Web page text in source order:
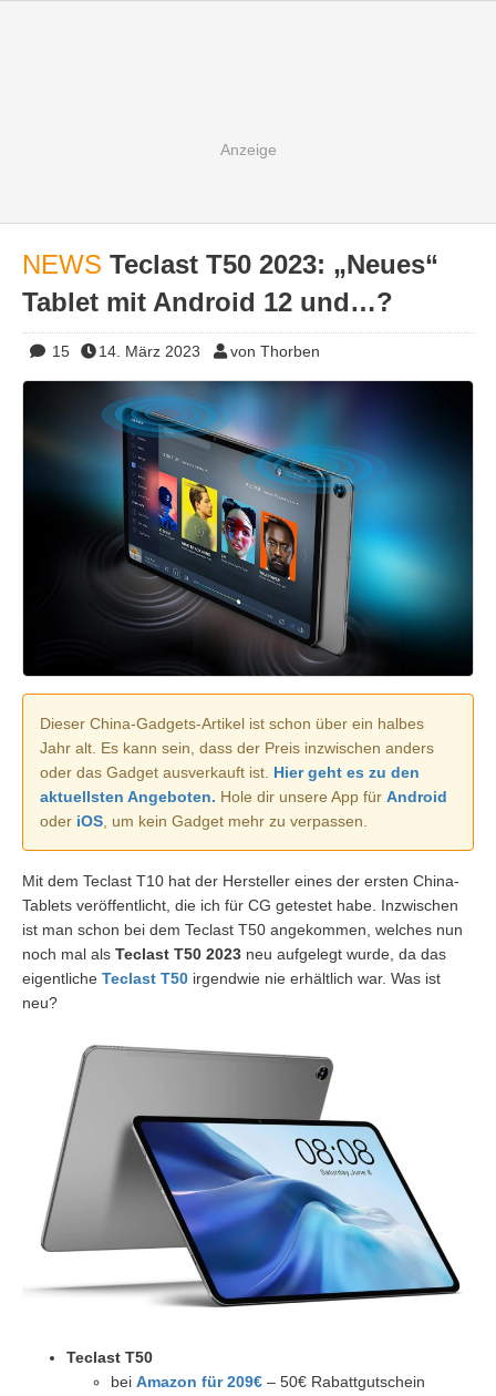
NEWS Teclast T50 2023: „Neues“
Tablet mit Android 12 und…?
15 14. März 2023 von Thorben
Dieser China-Gadgets-Artikel ist schon über ein halbes
Jahr alt. Es kann sein, dass der Preis inzwischen anders
oder das Gadget ausverkauft ist. Hier geht es zu den
aktuellsten Angeboten. Hole dir unsere App für Android
oder iOS , um kein Gadget mehr zu verpassen.
Mit dem Teclast T10 hat der Hersteller eines der ersten China-
Tablets veröffentlicht, die ich für CG getestet habe. Inzwischen
ist man schon bei dem Teclast T50 angekommen, welches nun
noch mal als Teclast T50 2023 neu aufgelegt wurde, da das
eigentliche Teclast T50 irgendwie nie erhältlich war. Was ist
neu?
Teclast T50
bei Amazon für 209€ – 50€ Rabattgutschein